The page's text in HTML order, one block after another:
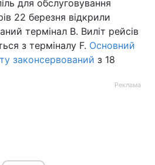
для обслуговування
22 березня відкрили
термінал B. Виліт рейсів
з терміналу F. Основний
законсервований з 18
Реклама